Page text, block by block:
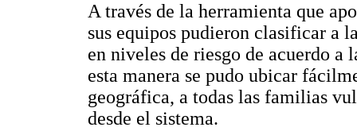
A través de la herramienta que
sus equipos pudieron clasificar a
en niveles de riesgo de acuerdo
esta manera se pudo ubicar
geográfica, a todas las familias
desde el sistema.